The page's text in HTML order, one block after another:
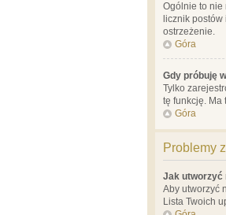
Ogólnie to nie
licznik
ostrzeżenie.
Góra
Gdy próbuję
Tylko
tę funkcję. Ma
Góra
Problemy
Jak utworzyć
Aby utworzyć
Lista Twoich